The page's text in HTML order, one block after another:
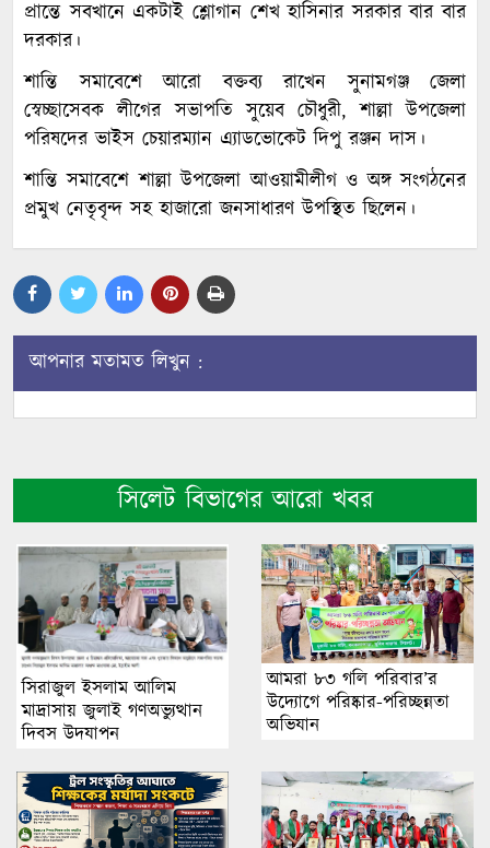
প্রান্তে সবখানে একটাই শ্লোগান শেখ হাসিনার সরকার বার বার
দরকার।
শান্তি সমাবেশে আরো বক্তব্য রাখেন সুনামগঞ্জ জেলা
স্বেচ্ছাসেবক লীগের সভাপতি সুয়েব চৌধুরী, শাল্লা উপজেলা
পরিষদের ভাইস চেয়ারম্যান এ্যাডভোকেট দিপু রঞ্জন দাস।
শান্তি সমাবেশে শাল্লা উপজেলা আওয়ামীলীগ ও অঙ্গ সংগঠনের
প্রমুখ নেতৃবৃন্দ সহ হাজারো জনসাধারণ উপস্থিত ছিলেন।
আপনার মতামত লিখুন :
সিলেট বিভাগের আরো খবর
সিরাজুল ইসলাম আলিম
মাদ্রাসায় জুলাই গণঅভ্যুত্থান
দিবস উদযাপন
আমরা ৮৩ গলি পরিবার’র
উদ্যোগে পরিষ্কার-পরিচ্ছন্নতা
অভিযান